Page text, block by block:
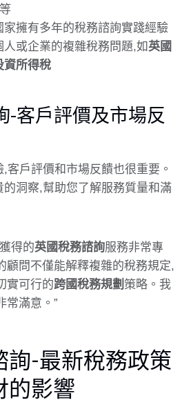
家擁有多年的稅務諮詢實踐經驗
或企業的複雜稅務問題,如英國
資所得稅
-客戶評價及市場反
客戶評價和市場反饋也很重要。
洞察,幫助您了解服務質量和滿
得的英國稅務諮詢服務非常專
顧問不僅能解釋複雜的稅務規定,
實可行的跨國稅務規劃 策略。我
常滿意。”
詢-最新稅務政策
的影響